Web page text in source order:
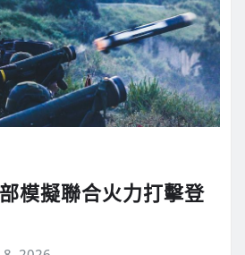
模擬聯合火力打擊登